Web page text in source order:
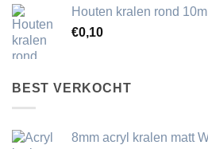
Houten kralen rond
€0,10
BEST VERKOCHT
8mm acryl kralen matt